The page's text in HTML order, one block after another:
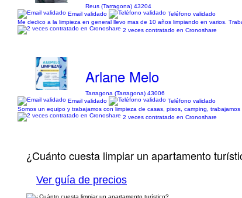
Reus (Tarragona) 43204
Email validado
Teléfono validado
Me dedico a la limpieza en general llevo mas de 10 años limpiando en varios.
2 veces contratado en Cronoshare
Arlane Melo
Tarragona (Tarragona) 43006
Email validado
Teléfono validado
Somos un equipo y trabajamos con limpieza de casas, pisos, camping,
2 veces contratado en Cronoshare
¿Cuánto cuesta limpiar un apartamento
Ver guía de precios